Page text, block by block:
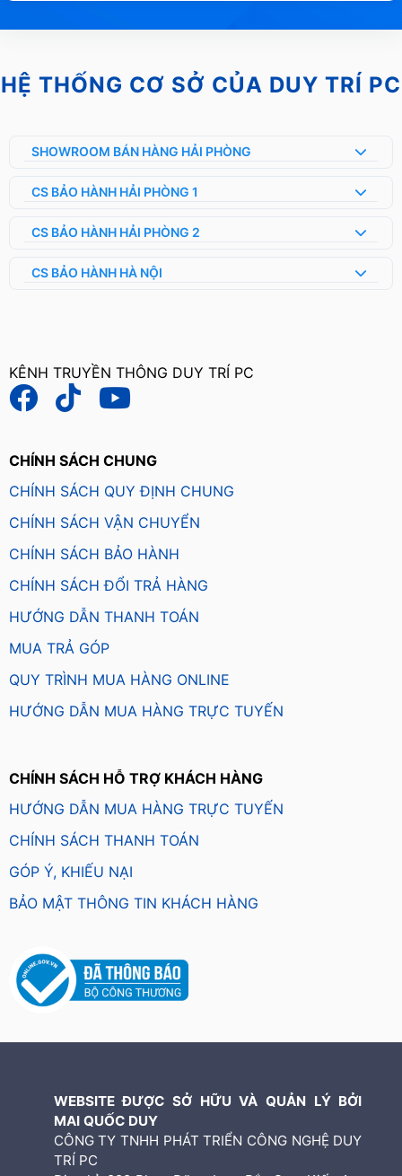
HỆ THỐNG CƠ SỞ CỦA DUY TRÍ PC
SHOWROOM BÁN HÀNG HẢI PHÒNG
CS BẢO HÀNH HẢI PHÒNG 1
CS BẢO HÀNH HẢI PHÒNG 2
CS BẢO HÀNH HÀ NỘI
KÊNH TRUYỀN THÔNG DUY TRÍ PC
CHÍNH SÁCH CHUNG
CHÍNH SÁCH QUY ĐỊNH CHUNG
CHÍNH SÁCH VẬN CHUYỂN
CHÍNH SÁCH BẢO HÀNH
CHÍNH SÁCH ĐỔI TRẢ HÀNG
HƯỚNG DẪN THANH TOÁN
MUA TRẢ GÓP
QUY TRÌNH MUA HÀNG ONLINE
HƯỚNG DẪN MUA HÀNG TRỰC TUYẾN
CHÍNH SÁCH HỖ TRỢ KHÁCH HÀNG
HƯỚNG DẪN MUA HÀNG TRỰC TUYẾN
CHÍNH SÁCH THANH TOÁN
GÓP Ý, KHIẾU NẠI
BẢO MẬT THÔNG TIN KHÁCH HÀNG
WEBSITE ĐƯỢC SỞ HỮU VÀ QUẢN LÝ BỞI
MAI QUỐC DUY
CÔNG TY TNHH PHÁT TRIỂN CÔNG NGHỆ DUY
TRÍ PC